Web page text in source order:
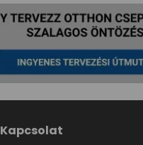
Kapcsolat